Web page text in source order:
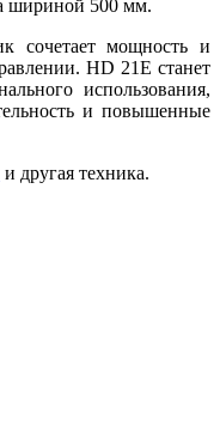
шириной 500 мм.
сочетает мощность и
HD 21E станет
использования,
и повышенные
и другая техника.